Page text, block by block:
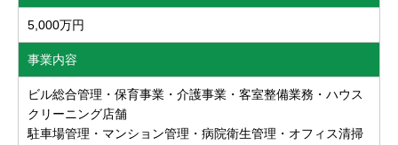
5,000万円
事業内容
ビル総合管理・保育事業・介護事業・客室整備業務・ハウス
クリーニング店舗
駐車場管理・マンション管理・病院衛生管理・オフィス清掃